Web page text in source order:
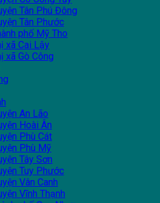
Tân Phú Đông
Tân Phước
phố Mỹ Tho
xã Cai Lậy
xã Gò Công
An Lão
Hoài Ân
Phù Cát
Phù Mỹ
Tây Sơn
Tuy Phước
Vân Canh
Vĩnh Thạnh